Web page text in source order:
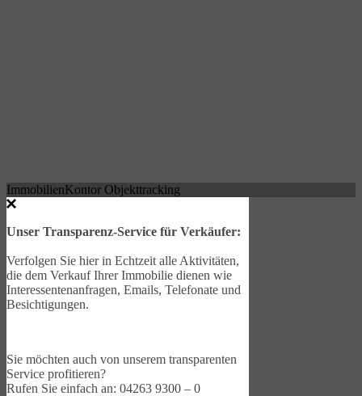
ImmobilienKontor Objekttracking
Unser Transparenz-Service für Verkäufer:
Verfolgen Sie hier in Echtzeit alle Aktivitäten,
die dem Verkauf Ihrer Immobilie dienen wie
Interessentenanfragen, Emails, Telefonate und
Besichtigungen.
Sie möchten auch von unserem transparenten
Service profitieren?
Rufen Sie einfach an: 04263 9300 – 0